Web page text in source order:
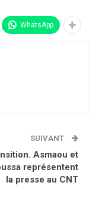
WhatsApp
SUIVANT
Asmaou et
représentent
la presse au CNT